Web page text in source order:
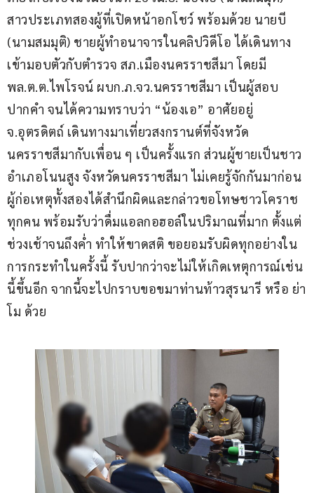
สาวประเภทสองผู้ที่เปิดหน้าอกโชว์ พร้อมด้วย นายบี
(นามสมมุติ) ชายผู้ทำอนาจารในคลิปวิดีโอ ได้เดินทาง
เข้ามอบตัวกับตำรวจ สภ.เมืองนครราชสีมา โดยมี
พล.ต.ต.ไพโรจน์ ผบก.ภ.จว.นครราชสีมา เป็นผู้สอบ
ปากคำ จนได้ความทราบว่า “น้องเอ” อาศัยอยู่
จ.อุตรดิตถ์ เดินทางมาเที่ยวสงกรานต์ที่จังหวัด
นครราชสีมากับเพื่อน ๆ เป็นครั้งแรก ส่วนผู้ชายเป็นชาว
อำเภอโนนสูง จังหวัดนครราชสีมา ไม่เคยรู้จักกันมาก่อน
ผู้ก่อเหตุทั้งสองได้สำนึกผิดและกล่าวขอโทษชาวโคราช
ทุกคน พร้อมรับว่าดื่มแอลกอฮอล์ในปริมาณที่มาก ตั้งแต่
ช่วงเช้าจนถึงค่ำ ทำให้ขาดสติ ขอยอมรับผิดทุกอย่างใน
การกระทำในครั้งนี้ รับปากว่าจะไม่ให้เกิดเหตุการณ์เช่น
นี้ขึ้นอีก จากนี้จะไปกราบขอขมาท่านท้าวสุรนารี หรือ ย่า
โม ด้วย